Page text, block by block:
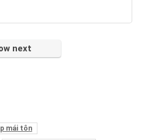
next
mái tôn